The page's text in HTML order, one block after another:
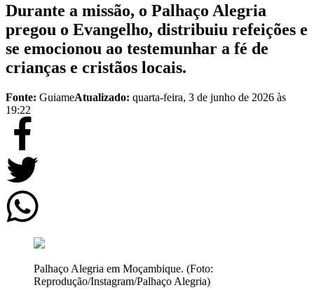
Durante a missão, o Palhaço Alegria
pregou o Evangelho, distribuiu refeições e
se emocionou ao testemunhar a fé de
crianças e cristãos locais.
Fonte: GuiameAtualizado: quarta-feira, 3 de junho de 2026 às
19:22
Palhaço Alegria em Moçambique. (Foto:
Reprodução/Instagram/Palhaço Alegria)